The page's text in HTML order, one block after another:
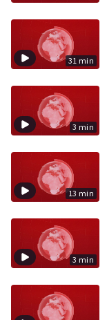
31 min
3 min
13 min
3 min